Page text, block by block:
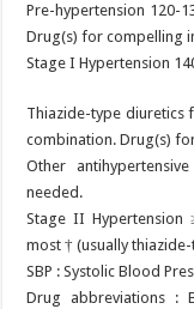
Pre-hypertension 120-
Drug(s) for compelling
Stage I Hypertension
Thiazide-type diuretics
combination. Drug(s)
Other
needed.
Stage II
most † (usually
SBP : Systolic Blood
Drug abbreviations :